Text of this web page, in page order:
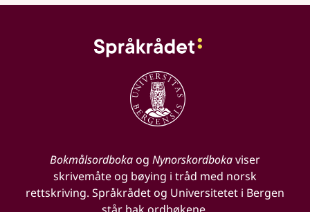
Bokmålsordbokaog Nynorskordbokaviser
skrivemåte og bøying i tråd med norsk
rettskriving. Språkrådet og Universitetet i Bergen